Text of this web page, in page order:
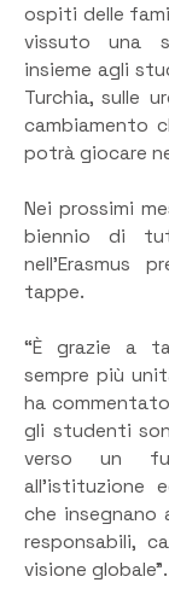
ospiti delle
vissuto una
insieme agli
Turchia, sulle
cambiamento
potrà giocare
Nei prossimi
biennio di
nell’Erasmus
tappe.
“È grazie a
sempre più
ha
gli studenti
verso un
all’istituzione
che
responsabili,
visione globale”.